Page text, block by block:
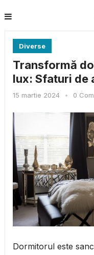
Diverse
Transformă
lux: Sfaturi de
15 martie 2024 • 0
Dormitorul este